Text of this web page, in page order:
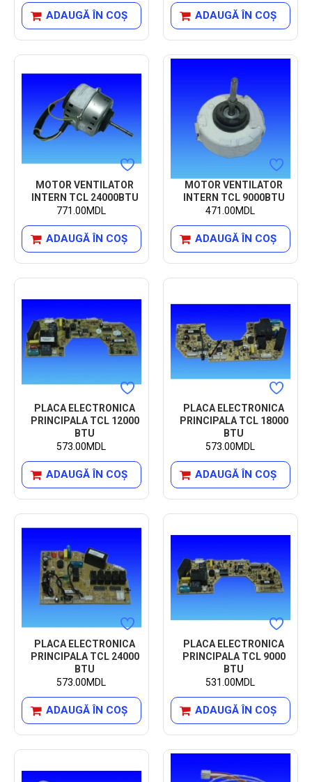
ADAUGĂ ÎN COŞ ADAUGĂ ÎN COŞ
MOTOR VENTILATOR
INTERN TCL 24000BTU
771.00MDL
ADAUGĂ ÎN COŞ
MOTOR VENTILATOR
INTERN TCL 9000BTU
471.00MDL
ADAUGĂ ÎN COŞ
PLACA ELECTRONICA
PRINCIPALA TCL 12000
BTU
573.00MDL
ADAUGĂ ÎN COŞ
PLACA ELECTRONICA
PRINCIPALA TCL 18000
BTU
573.00MDL
ADAUGĂ ÎN COŞ
PLACA ELECTRONICA
PRINCIPALA TCL 24000
BTU
573.00MDL
ADAUGĂ ÎN COŞ
PLACA ELECTRONICA
PRINCIPALA TCL 9000
BTU
531.00MDL
ADAUGĂ ÎN COŞ